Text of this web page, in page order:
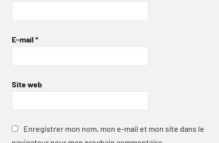
E-mail *
Site web
Enregistrer mon nom, mon e-mail et mon site dans le